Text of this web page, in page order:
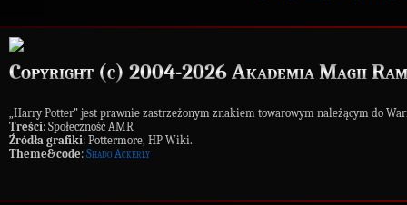
Copyright (c) 2004-2026 Akademia Magii
„Harry Potter” jest prawnie zastrzeżonym znakiem towarowym należącym do
Treści: Społeczność AMR
Źródła grafiki: Pottermore, HP Wiki.
Theme&code: Shado Ackerly